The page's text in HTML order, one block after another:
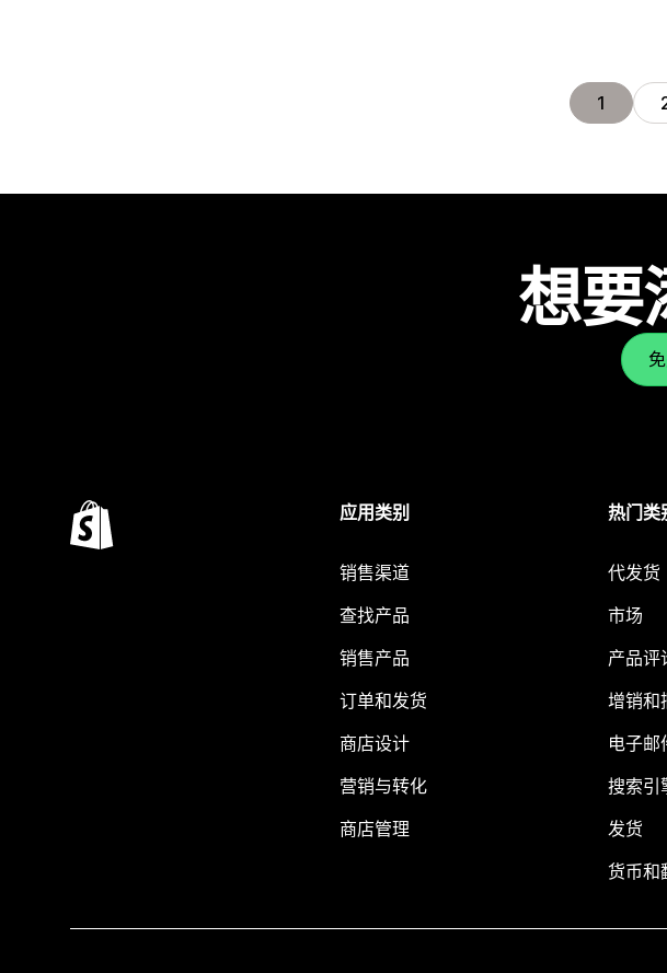
1
想要
应用类别
销售渠道
查找产品
销售产品
订单和发货
商店设计
营销与转化
商店管理
热门类
代发货
市场
产品评
增销和
电子邮
搜索引
发货
货币和